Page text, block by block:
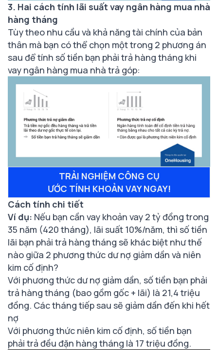
3. Hai cách tính lãi suất vay ngân hàng mua nhà
hàng tháng
Tùy theo nhu cầu và khả năng tài chính của bản
thân mà bạn có thể chọn một trong 2 phương án
sau để tính số tiền bạn phải trả hàng tháng khi
vay ngân hàng mua nhà trả góp:
TRẢI NGHIỆM CÔNG CỤ
ƯỚC TÍNH KHOẢN VAY NGAY!
Cách tính chi tiết
Ví dụ: Nếu bạn cần vay khoản vay 2 tỷ đồng trong
35 năm (420 tháng), lãi suất 10%/năm, thì số tiền
lãi bạn phải trả hàng tháng sẽ khác biệt như thế
nào giữa 2 phương thức dư nợ giảm dần và niên
kim cố định?
Với phương thức dư nợ giảm dần, số tiền bạn phải
trả hàng tháng (bao gồm gốc + lãi) là 21,4 triệu
đồng. Các tháng tiếp sau sẽ giảm dần đến khi hết
nợ
Với phương thức niên kim cố định, số tiền bạn
phải trả đều đặn hàng tháng là 17 triệu đồng.